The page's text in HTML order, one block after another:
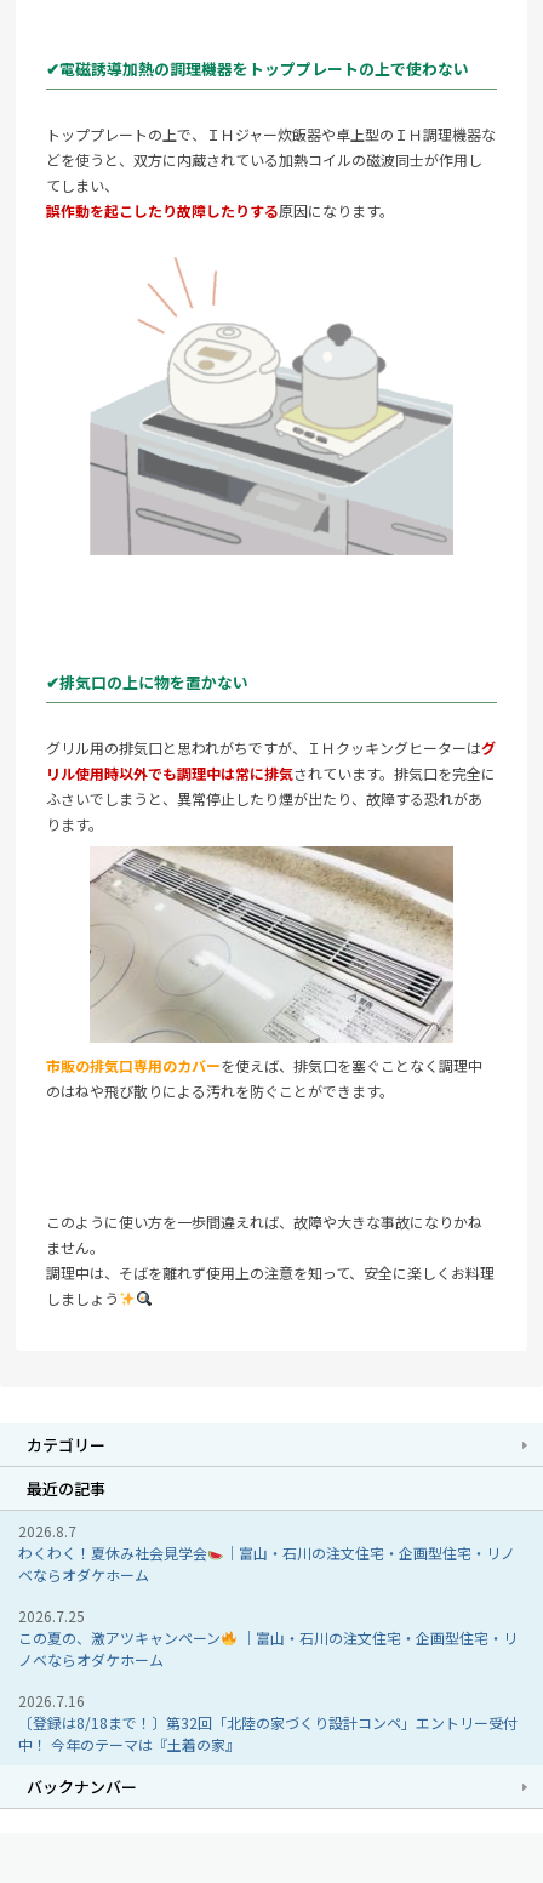
✔電磁誘導加熱の調理機器をトッププレートの上で使わない
トッププレートの上で、ＩＨジャー炊飯器や卓上型のＩＨ調理機器な
どを使うと、双方に内蔵されている加熱コイルの磁波同士が作用し
てしまい、
誤作動を起こしたり故障したりする原因になります。
✔排気口の上に物を置かない
グリル用の排気口と思われがちですが、ＩＨクッキングヒーターはグ
リル使用時以外でも調理中は常に排気されています。排気口を完全に
ふさいでしまうと、異常停止したり煙が出たり、故障する恐れがあ
ります。
市販の排気口専用のカバーを使えば、排気口を塞ぐことなく調理中
のはねや飛び散りによる汚れを防ぐことができます。
このように使い方を一歩間違えれば、故障や大きな事故になりかね
ません。
調理中は、そばを離れず使用上の注意を知って、安全に楽しくお料理
しましょう
カテゴリー
最近の記事
2026.8.7
わくわく！夏休み社会見学会
｜富山・石川の注文住宅・企画型住宅・リノ
ベならオダケホーム
2026.7.25
この夏の、激アツキャンペーン
｜富山・石川の注文住宅・企画型住宅・リ
ノベならオダケホーム
2026.7.16
〔登録は8/18まで！〕第32回「北陸の家づくり設計コンペ」エントリー受付
中！ 今年のテーマは『土着の家』
バックナンバー